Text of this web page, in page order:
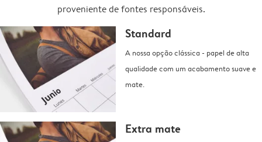
proveniente de fontes responsáveis.
Standard
A nossa opção clássica - papel de alta
qualidade com um acabamento suave e
mate.
Extra mate